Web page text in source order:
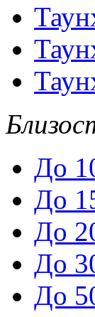
До
До
До
До
До